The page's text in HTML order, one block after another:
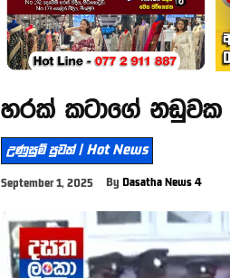
හරක් කටාගේ නඩුවක
උණුසුම් පුවත් | Hot News
September 1, 2025 By Dasatha News 4